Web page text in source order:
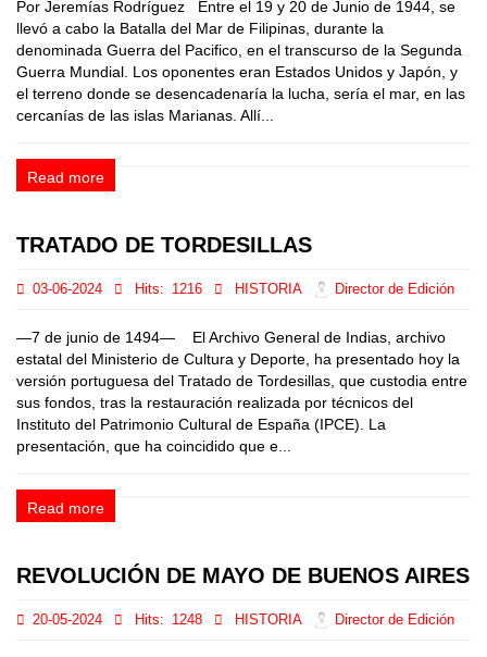
Por Jeremías Rodríguez Entre el 19 y 20 de Junio de 1944, se
llevó a cabo la Batalla del Mar de Filipinas, durante la
denominada Guerra del Pacifico, en el transcurso de la Segunda
Guerra Mundial. Los oponentes eran Estados Unidos y Japón, y
el terreno donde se desencadenaría la lucha, sería el mar, en las
cercanías de las islas Marianas. Allí...
Read more
TRATADO DE TORDESILLAS
03-06-2024 Hits: 1216 HISTORIA Director de Edición
—7 de junio de 1494— El Archivo General de Indias, archivo
estatal del Ministerio de Cultura y Deporte, ha presentado hoy la
versión portuguesa del Tratado de Tordesillas, que custodia entre
sus fondos, tras la restauración realizada por técnicos del
Instituto del Patrimonio Cultural de España (IPCE). La
presentación, que ha coincidido que e...
Read more
REVOLUCIÓN DE MAYO DE BUENOS AIRES
20-05-2024 Hits: 1248 HISTORIA Director de Edición